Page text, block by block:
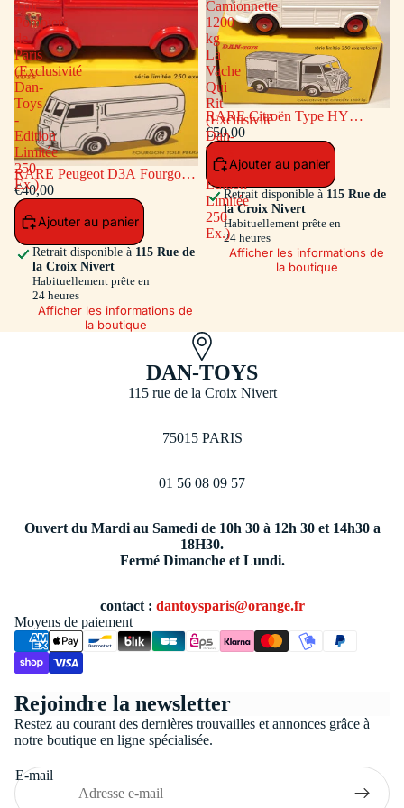
Tôlé
Pompiers
de
Paris
(Exclusivité
Dan-
Toys
-
Edition
Limitée
250
Ex.)
RARE Peugeot D3A Fourgon
Tôlé Pompiers de Paris
(Exclusivité Dan-Toys - Edition
Limitée 250 Ex.)
€40,00
Ajouter au panier
Retrait disponible à 115 Rue de
la Croix Nivert
Habituellement prête en
24 heures
Afficher les informations de
la boutique
Camionnette
1200
kg
La
Vache
Qui
Rit
(Exclusivité
Dan-
Toys
-
Edition
Limitée
250
Ex.)
RARE Citroën Type HY
Camionnette 1200 kg La Vache
Qui Rit (Exclusivité Dan-Toys -
Edition Limitée 250 Ex.)
€50,00
Ajouter au panier
Retrait disponible à 115 Rue de
la Croix Nivert
Habituellement prête en
24 heures
Afficher les informations de
la boutique
DAN-TOYS
115 rue de la Croix Nivert
75015 PARIS
01 56 08 09 57
Ouvert du Mardi au Samedi de 10h 30 à 12h 30 et 14h30 a
18H30.
Fermé Dimanche et Lundi.
contact : dantoysparis@orange.fr
Moyens de paiement
Rejoindre la newsletter
Restez au courant des dernières trouvailles et annonces grâce à
notre boutique en ligne spécialisée.
E-mail
Conditions générales de vente
Coordonnées
Politique d’expédition